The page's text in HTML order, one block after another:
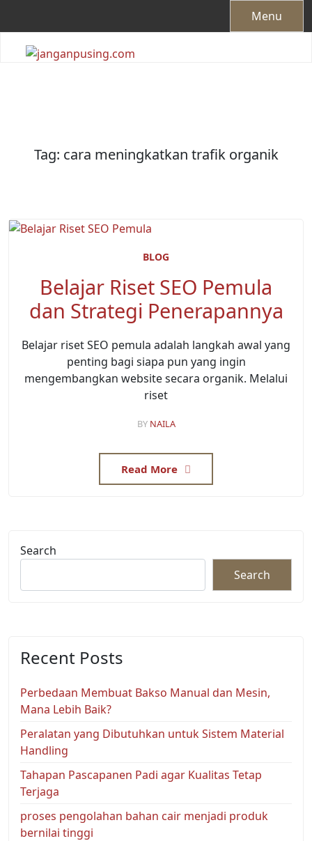
Menu
Tag: cara meningkatkan trafik organik
BLOG
Belajar Riset SEO Pemula
dan Strategi Penerapannya
Belajar riset SEO pemula adalah langkah awal yang
penting bagi siapa pun yang ingin
mengembangkan website secara organik. Melalui
riset
BY NAILA
Read More
Search
Search
Recent Posts
Perbedaan Membuat Bakso Manual dan Mesin,
Mana Lebih Baik?
Peralatan yang Dibutuhkan untuk Sistem Material
Handling
Tahapan Pascapanen Padi agar Kualitas Tetap
Terjaga
proses pengolahan bahan cair menjadi produk
bernilai tinggi